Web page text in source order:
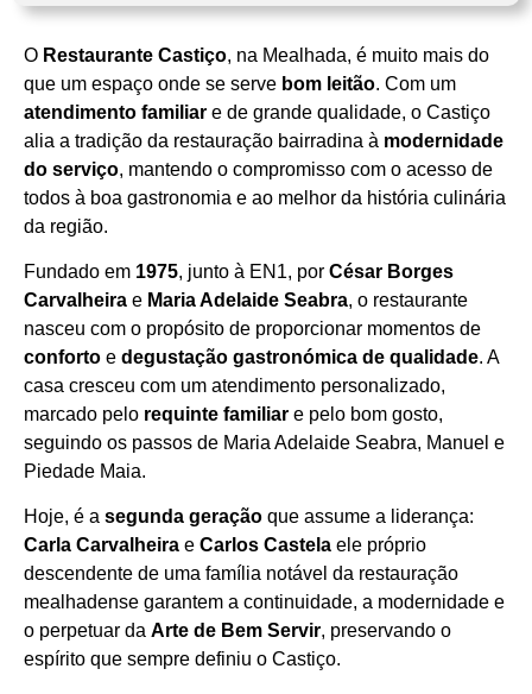
O Restaurante Castiço, na Mealhada, é muito mais do
que um espaço onde se serve bom leitão. Com um
atendimento familiar e de grande qualidade, o Castiço
alia a tradição da restauração bairradina à modernidade
do serviço, mantendo o compromisso com o acesso de
todos à boa gastronomia e ao melhor da história culinária
da região.
Fundado em 1975, junto à EN1, por César Borges
Carvalheira e Maria Adelaide Seabra, o restaurante
nasceu com o propósito de proporcionar momentos de
conforto e degustação gastronómica de qualidade. A
casa cresceu com um atendimento personalizado,
marcado pelo requinte familiar e pelo bom gosto,
seguindo os passos de Maria Adelaide Seabra, Manuel e
Piedade Maia.
Hoje, é a segunda geração que assume a liderança:
Carla Carvalheira e Carlos Castela ele próprio
descendente de uma família notável da restauração
mealhadense garantem a continuidade, a modernidade e
o perpetuar da Arte de Bem Servir, preservando o
espírito que sempre definiu o Castiço.
Horário de funcionamento